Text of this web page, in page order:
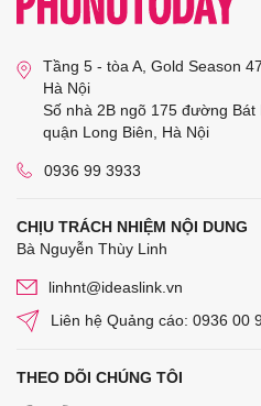
Tầng 5 - tòa A, Gold Season
Hà Nội
Số nhà 2B ngõ 175 đường Bát
quận Long Biên, Hà Nội
0936 99 3933
CHỊU TRÁCH NHIỆM NỘI DUNG
Bà Nguyễn Thùy Linh
linhnt@ideaslink.vn
Liên hệ Quảng cáo: 0936 00
THEO DÕI CHÚNG TÔI